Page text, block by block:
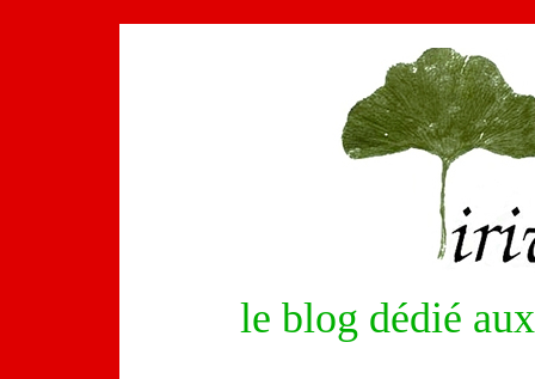
le blog dédié